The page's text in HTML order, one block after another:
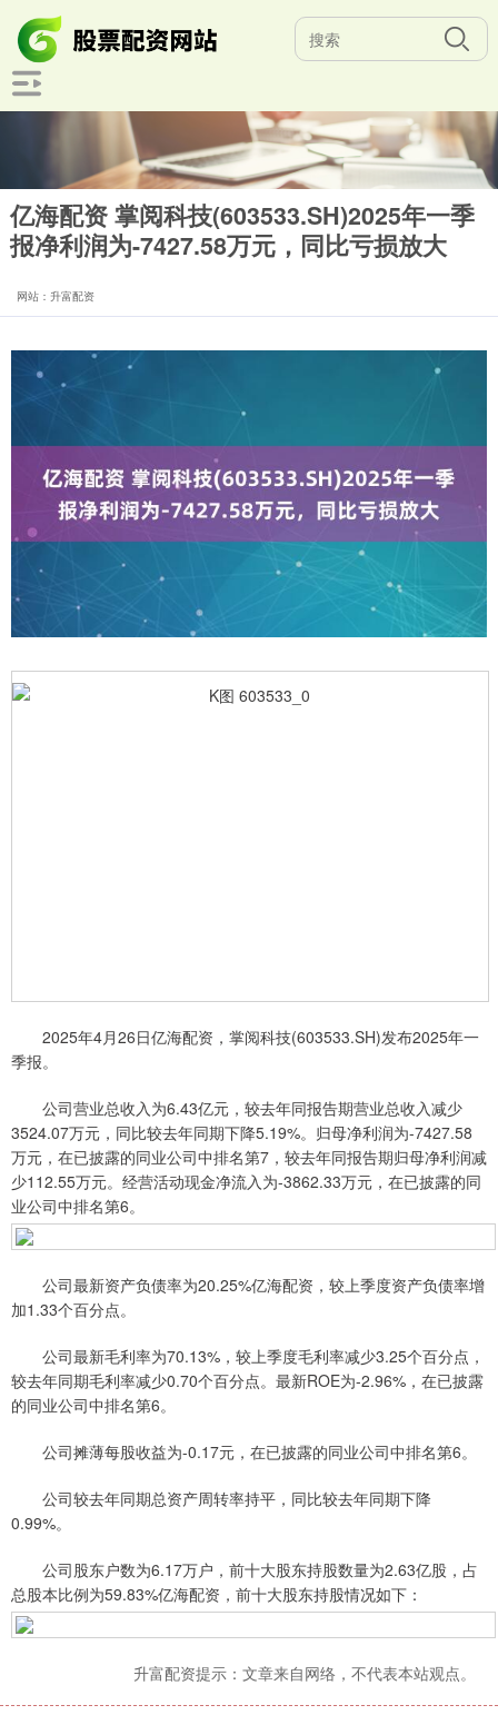
亿海配资 掌阅科技(603533.SH)2025年一季
报净利润为-7427.58万元，同比亏损放大
网站：升富配资
2025年4月26日亿海配资，掌阅科技(603533.SH)发布2025年一
季报。
公司营业总收入为6.43亿元，较去年同报告期营业总收入减少
3524.07万元，同比较去年同期下降5.19%。归母净利润为-7427.58
万元，在已披露的同业公司中排名第7，较去年同报告期归母净利润减
少112.55万元。经营活动现金净流入为-3862.33万元，在已披露的同
业公司中排名第6。
公司最新资产负债率为20.25%亿海配资，较上季度资产负债率增
加1.33个百分点。
公司最新毛利率为70.13%，较上季度毛利率减少3.25个百分点，
较去年同期毛利率减少0.70个百分点。最新ROE为-2.96%，在已披露
的同业公司中排名第6。
公司摊薄每股收益为-0.17元，在已披露的同业公司中排名第6。
公司较去年同期总资产周转率持平，同比较去年同期下降
0.99%。
公司股东户数为6.17万户，前十大股东持股数量为2.63亿股，占
总股本比例为59.83%亿海配资，前十大股东持股情况如下：
升富配资提示：文章来自网络，不代表本站观点。